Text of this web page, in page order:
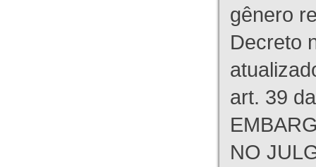
gênero
Decreto
art. 39
NO